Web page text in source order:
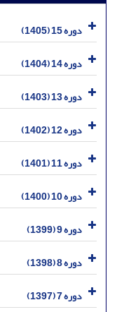
دوره 15 (1405)
دوره 14 (1404)
دوره 13 (1403)
دوره 12 (1402)
دوره 11 (1401)
دوره 10 (1400)
دوره 9 (1399)
دوره 8 (1398)
دوره 7 (1397)